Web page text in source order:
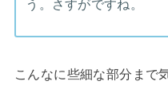
う。さすがですね。
こんなに些細な部分まで